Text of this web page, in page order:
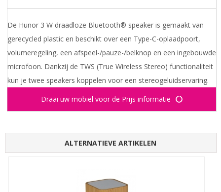
De Hunor 3 W draadloze Bluetooth® speaker is gemaakt van
gerecycled plastic en beschikt over een Type-C-oplaadpoort,
volumeregeling, een afspeel-/pauze-/belknop en een ingebouwde
microfoon. Dankzij de TWS (True Wireless Stereo) functionaliteit
kun je twee speakers koppelen voor een stereogeluidservaring.
Draai uw mobiel voor de Prijs informatie
ALTERNATIEVE ARTIKELEN